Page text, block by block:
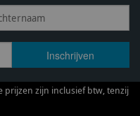
zijn inclusief btw, tenzij